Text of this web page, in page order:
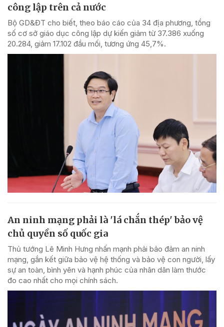
công lập trên cả nước
Bộ GD&ĐT cho biết, theo báo cáo của 34 địa phương, tổng
số cơ sở giáo dục công lập dự kiến giảm từ 37.386 xuống
20.284, giảm 17.102 đầu mối, tương ứng 45,7%.
An ninh mạng phải là 'lá chắn thép' bảo vệ
chủ quyền số quốc gia
Thủ tướng Lê Minh Hưng nhấn mạnh phải bảo đảm an ninh
mạng, gắn kết giữa bảo vệ hệ thống và bảo vệ con người, lấy
sự an toàn, bình yên và hạnh phúc của nhân dân làm thước
đo cao nhất cho mọi chính sách.